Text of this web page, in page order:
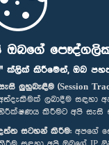
ඔබගේ
ක්ලික් කිරීමෙන්, ඔබ
ලුහුබැඳීම (Session
ලබාදීම සඳහා
කිරීමට අපි සැසි
සටහන් කිරීම: අපගේ